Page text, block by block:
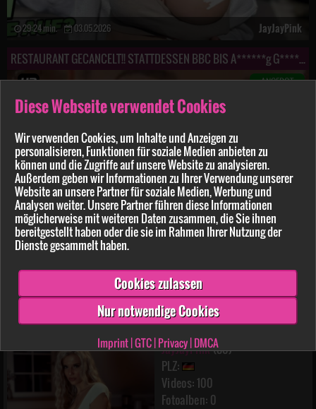
Diese Webseite verwendet Cookies
Wir verwenden Cookies, um Inhalte und Anzeigen zu
personalisieren, Funktionen für soziale Medien anbieten zu
können und die Zugriffe auf unsere Website zu analysieren.
Außerdem geben wir Informationen zu Ihrer Verwendung unserer
Website an unsere Partner für soziale Medien, Werbung und
Analysen weiter. Unsere Partner führen diese Informationen
möglicherweise mit weiteren Daten zusammen, die Sie ihnen
bereitgestellt haben oder die sie im Rahmen Ihrer Nutzung der
Dienste gesammelt haben.
Cookies zulassen
Nur notwendige Cookies
Imprint|GTC|Privacy|DMCA
29:24 min. 03.05.2026 JayJayPink
RESTAURANT GECANCELT!! STATTDESSEN BBC BIS A******g G*****t
ANGEBOT
Zurück Vor
JayJayPink(30)
PLZ:
Videos: 100
Fotoalben: 0